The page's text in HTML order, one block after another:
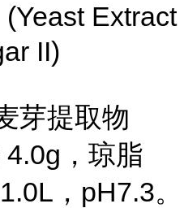
Extract
II)
芽提取物
，琼脂
，pH7.3。